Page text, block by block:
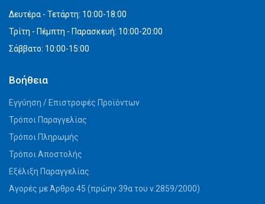
Δευτέρα - Τετάρτη: 10:00-18:00
Τρίτη - Πέμπτη - Παρασκευή: 10:00-20:00
Σάββατο: 10:00-15:00
Βοήθεια
Εγγύηση / Επιστροφές Προϊόντων
Τρόποι Παραγγελίας
Τρόποι Πληρωμής
Τρόποι Αποστολής
Εξέλιξη Παραγγελίας
Αγορές με Άρθρο 45 (πρώην 39α του ν.2859/2000)